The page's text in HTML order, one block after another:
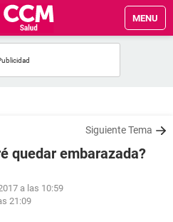
MENU
Siguiente Tema
quedar embarazada?
a las 10:59
21:09